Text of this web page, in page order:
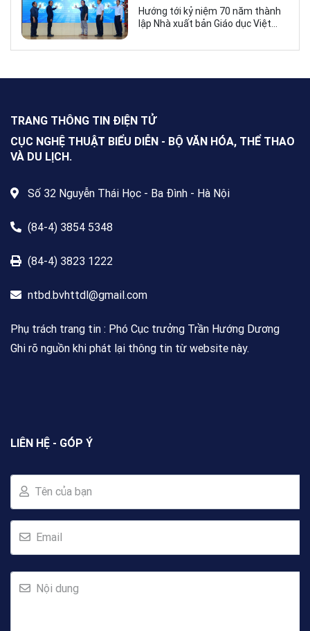
tỏa tình yêu học tập, tôn vinh
những giá trị bền vững của giáo
dục
Hướng tới kỷ niệm 70 năm thành
lập Nhà xuất bản Giáo dục Việt
NXBGDVN phối hợp với Hội Nhà
Nam trong và ngoài nước, không
giới hạn độ tuổi, nghề nghiệp hay
nơi cư trú.
TRANG THÔNG TIN ĐIỆN TỬ
CỤC NGHỆ THUẬT BIỂU DIỄN - BỘ VĂN HÓA, THỂ THAO
VÀ DU LỊCH.
Số 32 Nguyễn Thái Học - Ba Đình - Hà Nội
(84-4) 3854 5348
(84-4) 3823 1222
ntbd.bvhttdl@gmail.com
Phụ trách trang tin : Phó Cục trưởng Trần Hướng Dương
Ghi rõ nguồn khi phát lại thông tin từ website này.
LIÊN HỆ - GÓP Ý
Tên của bạn
Email
Nội dung